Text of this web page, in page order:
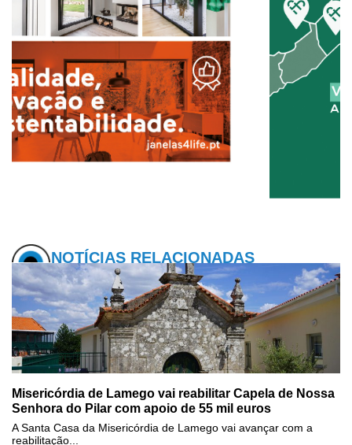
NOTÍCIAS RELACIONADAS
Misericórdia de Lamego vai reabilitar Capela de Nossa
Senhora do Pilar com apoio de 55 mil euros
A Santa Casa da Misericórdia de Lamego vai avançar com a
reabilitação...